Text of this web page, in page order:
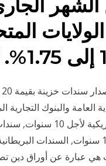
العامة والبنوك التجارية
مدة السندات خمس وسبع وعشر سنوات.
السندات هي عبارة عن